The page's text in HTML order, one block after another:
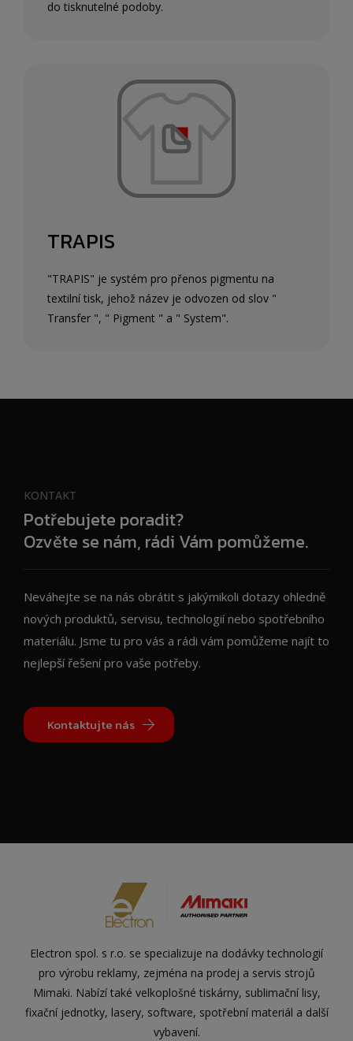
do tisknutelné podoby.
TRAPIS
"TRAPIS" je systém pro přenos pigmentu na
textilní tisk, jehož název je odvozen od slov "
Transfer ", " Pigment " a " System".
KONTAKT
Potřebujete poradit?
Ozvěte se nám, rádi Vám pomůžeme.
Neváhejte se na nás obrátit s jakýmikoli dotazy ohledně
nových produktů, servisu, technologií nebo spotřebního
materiálu. Jsme tu pro vás a rádi vám pomůžeme najít to
nejlepší řešení pro vaše potřeby.
Kontaktujte nás
Electron spol. s r.o. se specializuje na dodávky technologií
pro výrobu reklamy, zejména na prodej a servis strojů
Mimaki. Nabízí také velkoplošné tiskárny, sublimační lisy,
fixační jednotky, lasery, software, spotřební materiál a další
vybavení.